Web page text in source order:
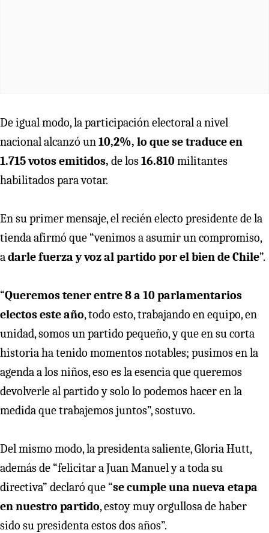
De igual modo, la participación electoral a nivel
nacional alcanzó un10,2%, lo que se traduce en
1.715 votos emitidos, de los16.810militantes
habilitados para votar.
En su primer mensaje, el recién electo presidente de la
tienda afirmó que “venimos a asumir un compromiso,
adarle fuerza y voz al partido por el bien de Chile”.
“Queremos tener entre 8 a 10 parlamentarios
electos este año, todo esto, trabajando en equipo, en
unidad, somos un partido pequeño, y que en su corta
historia ha tenido momentos notables; pusimos en la
agenda a los niños, eso es la esencia que queremos
devolverle al partido y solo lo podemos hacer en la
medida que trabajemos juntos”, sostuvo.
Del mismo modo, la presidenta saliente, Gloria Hutt,
además de “felicitar a Juan Manuel y a toda su
directiva” declaró que “se cumple una nueva etapa
en nuestro partido, estoy muy orgullosa de haber
sido su presidenta estos dos años”.